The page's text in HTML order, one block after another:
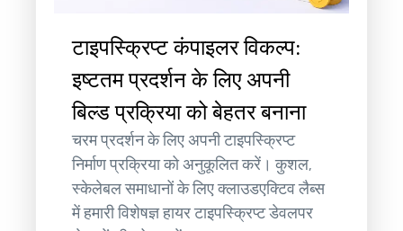
टाइपस्क्रिप्ट कंपाइलर विकल्प:
इष्टतम प्रदर्शन के लिए अपनी
बिल्ड प्रक्रिया को बेहतर बनाना
चरम प्रदर्शन के लिए अपनी टाइपस्क्रिप्ट
निर्माण प्रक्रिया को अनुकूलित करें। कुशल,
स्केलेबल समाधानों के लिए क्लाउडएक्टिव लैब्स
में हमारी विशेषज्ञ हायर टाइपस्क्रिप्ट डेवलपर